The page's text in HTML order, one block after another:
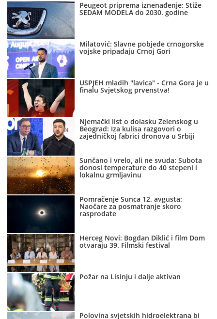
Peugeot priprema iznenađenje: Stiže
SEDAM MODELA do 2030. godine
Milatović: Slavne pobjede crnogorske
vojske pripadaju Crnoj Gori
USPJEH mladih "lavica" - Crna Gora je u
finalu Svjetskog prvenstva!
Njemački list o dolasku Zelenskog u
Beograd: Iza kulisa razgovori o
zajedničkoj fabrici dronova u Srbiji
Sunčano i vrelo, ali ne svuda: Subota
donosi temperature do 40 stepeni i
lokalnu grmljavinu
Pomračenje Sunca 12. avgusta:
Naočare za posmatranje skoro
rasprodate
Herceg Novi: Bogdan Diklić i film Dom
otvaraju 39. Filmski festival
Požar na Lisinju i dalje aktivan
Polovina svjetskih hidroelektrana bi